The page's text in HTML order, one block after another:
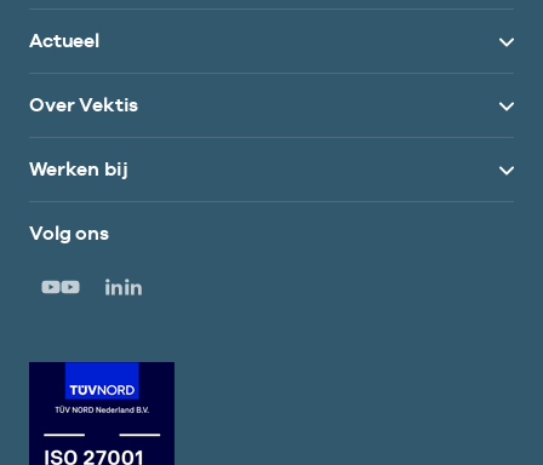
Actueel
Over Vektis
Werken bij
Volg ons